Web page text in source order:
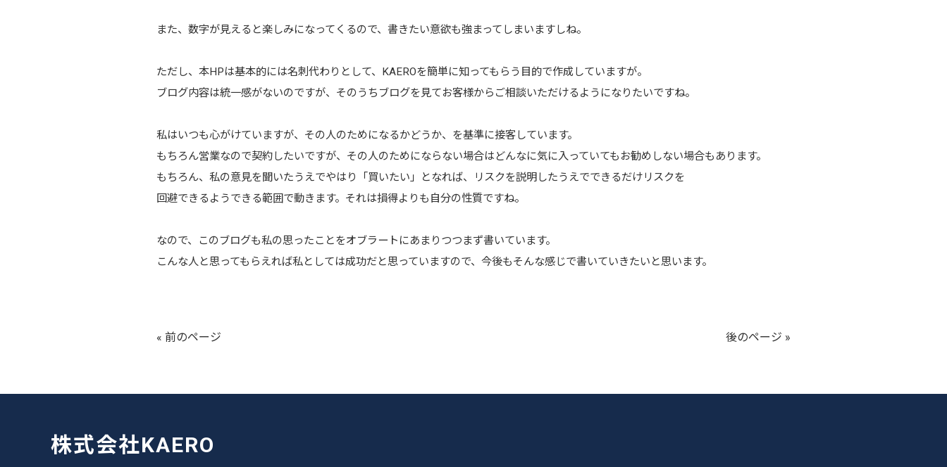
また、数字が見えると楽しみになってくるので、書きたい意欲も強まってしまいますしね。
ただし、本HPは基本的には名刺代わりとして、KAEROを簡単に知ってもらう目的で作成していますが。
ブログ内容は統一感がないのですが、そのうちブログを見てお客様からご相談いただけるようになりたいですね。
私はいつも心がけていますが、その人のためになるかどうか、を基準に接客しています。
もちろん営業なので契約したいですが、その人のためにならない場合はどんなに気に入っていてもお勧めしない場合もあります。
もちろん、私の意見を聞いたうえでやはり「買いたい」となれば、リスクを説明したうえでできるだけリスクを
回避できるようできる範囲で動きます。それは損得よりも自分の性質ですね。
なので、このブログも私の思ったことをオブラートにあまりつつまず書いています。
こんな人と思ってもらえれば私としては成功だと思っていますので、今後もそんな感じで書いていきたいと思います。
« 前のページ 後のページ »
株式会社KAERO